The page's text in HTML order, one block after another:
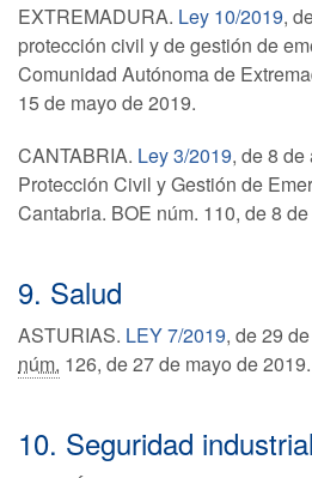
EXTREMADURA. Ley 10/2019,
protección civil y de gestión de
Comunidad Autónoma de
15 de mayo de 2019.
CANTABRIA. Ley 3/2019, de 8
Protección Civil y Gestión de
Cantabria. BOE núm. 110, de 8
9. Salud
ASTURIAS. LEY 7/2019, de 29
núm. 126, de 27 de mayo de 2019.
10. Seguridad industrial